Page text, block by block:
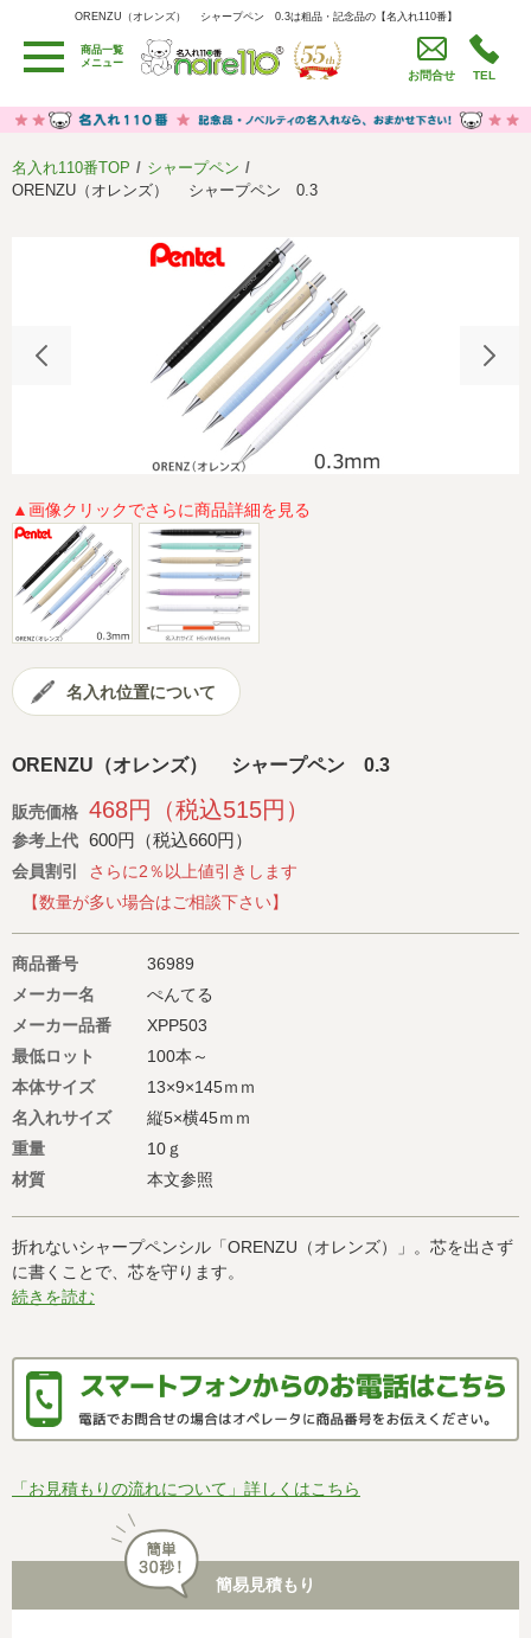
ORENZU（オレンズ） シャープペン 0.3は粗品・記念品の【名入れ110番】
ORENZU（オレンズ） シャープペン 0.3は粗品・記念品の【名入れ110番】
商品一覧
メニュー
お問合せ TEL
用途別カテゴリ
卒園・卒業記念品
労働組合・設立記念・周年記念
うちわ・扇子・ファン
イベント・パーティーグッズ
セール品グッズ
名入れについて
社会貢献活動 特定商取引法に基づく表記
著作権と推奨環境について プライバシーポリシー
会社概要
名入れ110番TOP
シャープペン
ORENZU（オレンズ） シャープペン 0.3
▲画像クリックでさらに商品詳細を見る
名入れ位置について
ORENZU（オレンズ） シャープペン 0.3
販売価格 468円（税込515円）
参考上代 600円（税込660円）
会員割引
さらに2％以上値引きします
【数量が多い場合はご相談下さい】
商品番号
36989
メーカー名
ぺんてる
メーカー品番
XPP503
最低ロット
100本～
本体サイズ
13×9×145ｍｍ
名入れサイズ
縦5×横45ｍｍ
重量
10ｇ
材質
本文参照
折れないシャープペンシル「ORENZU（オレンズ）」。芯を出さず
に書くことで、芯を守ります。
続きを読む
「お見積もりの流れについて」詳しくはこちら
簡易見積もり